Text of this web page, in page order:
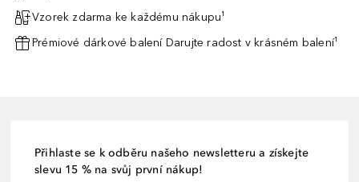
Vzorek zdarma ke každému nákupu¹
Prémiové dárkové balení Darujte radost v krásném balení¹
Přihlaste se k odběru našeho newsletteru a získejte
slevu 15 % na svůj první nákup!